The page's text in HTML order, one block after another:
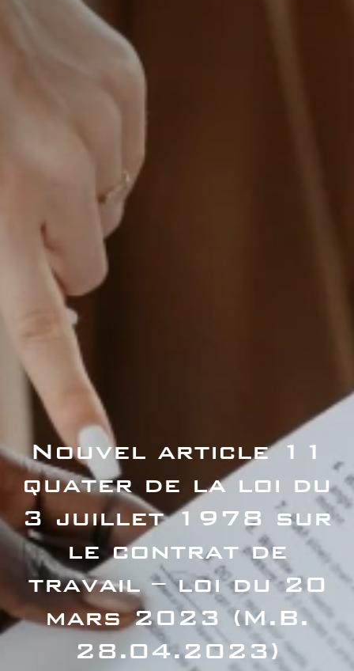
Nouvel article 11
quater de la loi du
3 juillet 1978 sur
le contrat de
travail – loi du 20
mars 2023 (M.B.
28.04.2023)